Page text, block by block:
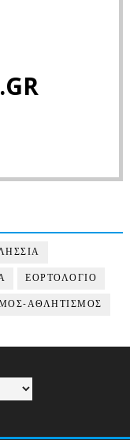
ΕΟΡΤΟΛΟΓΙΟ
ΑΘΛΗΤΙΣΜΟΣ